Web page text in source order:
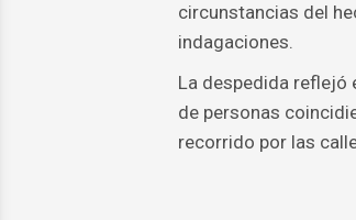
circunstancias del
indagaciones.
La despedida reflejó
de personas
recorrido por las